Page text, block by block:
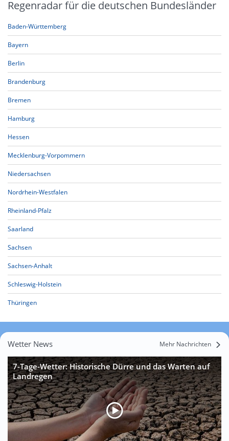
Regenradar für die deutschen Bundesländer
Baden-Württemberg
Bayern
Berlin
Brandenburg
Bremen
Hamburg
Hessen
Mecklenburg-Vorpommern
Niedersachsen
Nordrhein-Westfalen
Rheinland-Pfalz
Saarland
Sachsen
Sachsen-Anhalt
Schleswig-Holstein
Thüringen
Wetter News Mehr Nachrichten
7-Tage-Wetter: Historische Dürre und das Warten auf
Landregen